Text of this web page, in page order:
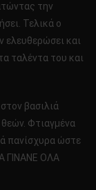
την
Τελικά ο
ελευθερώσει και
ταλέντα του και
βασιλιά
Φτιαγμένα
πανίσχυρα ώστε
ΓΙΝΑΝΕ ΟΛΑ